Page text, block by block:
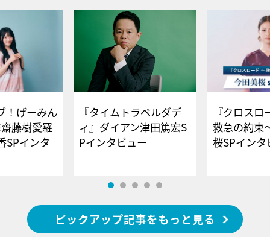
！げーみん
藤樹愛羅
SPインタ
『タイムトラベルダデ
ィ』ダイアン津田篤宏S
Pインタビュー
『クロス
救急の約束
桜SPイ
ピックアップ記事をもっと見る